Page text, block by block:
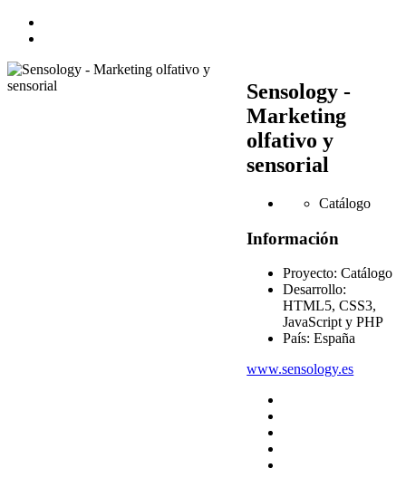
Sensology -
Marketing
olfativo y
sensorial
Catálogo
Información
Proyecto: Catálogo
Desarrollo:
HTML5, CSS3,
JavaScript y PHP
País: España
www.sensology.es